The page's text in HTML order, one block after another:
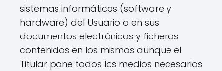
sistemas informáticos (software y
hardware) del Usuario o en sus
documentos electrónicos y ficheros
contenidos en los mismos aunque el
Titular pone todos los medios necesarios